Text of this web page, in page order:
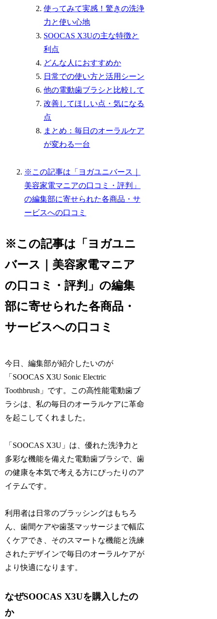
使ってみて実感！驚きの洗浄
力と使い心地
SOOCAS X3Uの主な特徴と
利点
どんな人におすすめか
日常での使い方と活用シーン
他の電動歯ブラシと比較して
改善してほしい点・気になる
点
まとめ：毎日のオーラルケア
が変わる一台
※この記事は「ヨガユニバース｜
美容家電マニアの口コミ・評判」
の編集部に寄せられた各商品・サ
ービスへの口コミ
※この記事は「ヨガユニ
バース｜美容家電マニア
の口コミ・評判」の編集
部に寄せられた各商品・
サービスへの口コミ
今日、編集部が紹介したいのが
「SOOCAS X3U Sonic Electric
Toothbrush」です。この高性能電動歯ブ
ラシは、私の毎日のオーラルケアに革命
を起こしてくれました。
「SOOCAS X3U」は、優れた洗浄力と
多彩な機能を備えた電動歯ブラシで、歯
の健康を本気で考える方にぴったりのア
イテムです。
利用者は日常のブラッシングはもちろ
ん、歯間ケアや歯茎マッサージまで幅広
くケアでき、そのスマートな機能と洗練
されたデザインで毎日のオーラルケアが
より快適になります。
なぜSOOCAS X3Uを購入したの
か